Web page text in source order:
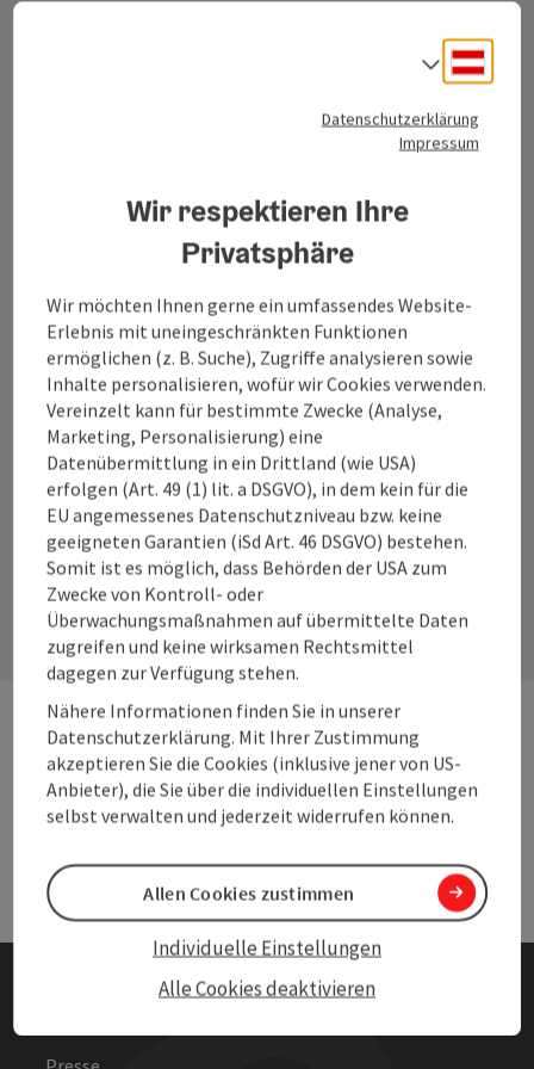
Oberösterreich Tourismus Information
info@oberoesterreich.at
InstagramFacebookYouTubePinterestTikTok
Kontaktformular
Andere Webseiten
Datenschutzerklärung
Impressum
Wir respektieren Ihre
Privatsphäre
Wir möchten Ihnen gerne ein umfassendes Website-
Erlebnis mit uneingeschränkten Funktionen
ermöglichen (z. B. Suche), Zugriffe analysieren sowie
Inhalte personalisieren, wofür wir Cookies verwenden.
Vereinzelt kann für bestimmte Zwecke (Analyse,
Marketing, Personalisierung) eine
Datenübermittlung in ein Drittland (wie USA)
erfolgen (Art. 49 (1) lit. a DSGVO), in dem kein für die
EU angemessenes Datenschutzniveau bzw. keine
geeigneten Garantien (iSd Art. 46 DSGVO) bestehen.
Somit ist es möglich, dass Behörden der USA zum
Zwecke von Kontroll- oder
Überwachungsmaßnahmen auf übermittelte Daten
zugreifen und keine wirksamen Rechtsmittel
dagegen zur Verfügung stehen.
Nähere Informationen finden Sie in unserer
Datenschutzerklärung. Mit Ihrer Zustimmung
akzeptieren Sie die Cookies (inklusive jener von US-
Anbieter), die Sie über die individuellen Einstellungen
selbst verwalten und jederzeit widerrufen können.
Alle Cookies deaktivieren
Individuelle Einstellungen
Allen Cookies zustimmen